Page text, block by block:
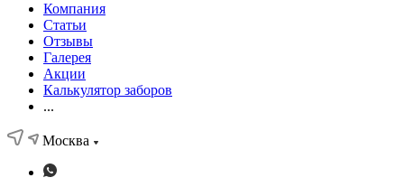
Компания
Статьи
Отзывы
Галерея
Акции
Калькулятор заборов
...
Москва